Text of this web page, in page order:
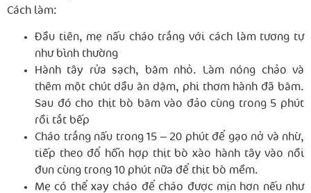
Cách làm:
Đầu tiên, mẹ nấu cháo trắng với cách làm tương tự
như bình thường
Hành tây rửa sạch, băm nhỏ. Làm nóng chảo và
thêm một chút dầu ăn dặm, phi thơm hành đã băm.
Sau đó cho thịt bò băm vào đảo cùng trong 5 phút
rồi tắt bếp
Cháo trắng nấu trong 15 – 20 phút để gạo nở và nhừ,
tiếp theo đổ hỗn hợp thịt bò xào hành tây vào nồi
đun cùng trong 10 phút nữa để thịt bò mềm.
Mẹ có thể xay cháo để cháo được mịn hơn nếu như